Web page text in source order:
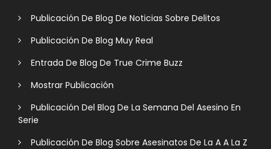
Publicación De Blog De Noticias Sobre Delitos
Publicación De Blog Muy Real
Entrada De Blog De True Crime Buzz
Mostrar Publicación
Publicación Del Blog De La Semana Del Asesino En
Serie
Publicación De Blog Sobre Asesinatos De La A A La Z